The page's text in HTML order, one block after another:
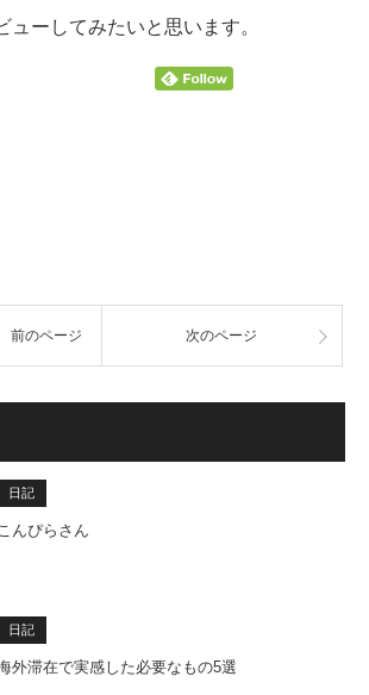
ューしてみたいと思います。
前のページ 次のページ
日記
んぴらさん
日記
外滞在で実感した必要なもの5選